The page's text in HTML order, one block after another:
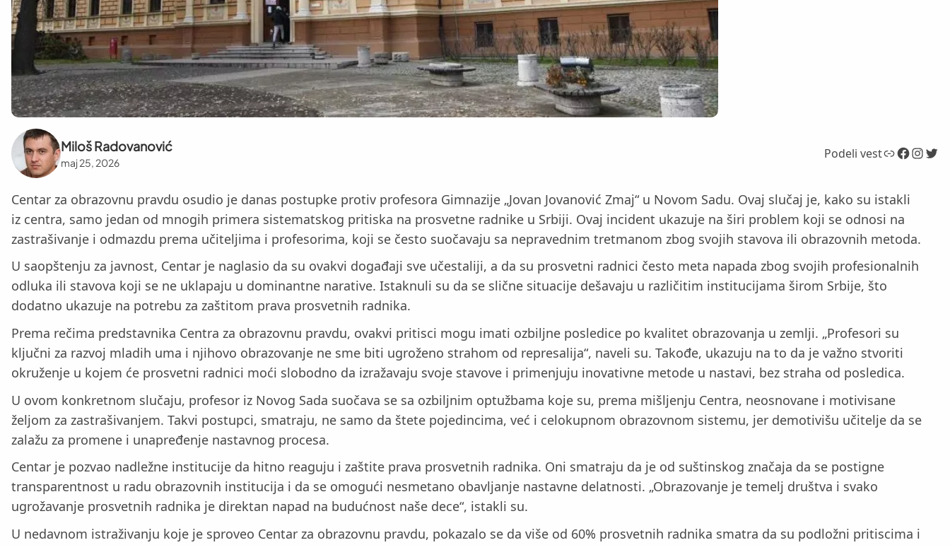
Miloš Radovanović
maj 25, 2026
Podeli vestLink Facebook InstagramTwitter
Centar za obrazovnu pravdu osudio je danas postupke protiv profesora Gimnazije „Jovan Jovanović Zmaj“ u Novom Sadu. Ovaj slučaj je, kako su istakli
iz centra, samo jedan od mnogih primera sistematskog pritiska na prosvetne radnike u Srbiji. Ovaj incident ukazuje na širi problem koji se odnosi na
zastrašivanje i odmazdu prema učiteljima i profesorima, koji se često suočavaju sa nepravednim tretmanom zbog svojih stavova ili obrazovnih metoda.
U saopštenju za javnost, Centar je naglasio da su ovakvi događaji sve učestaliji, a da su prosvetni radnici često meta napada zbog svojih profesionalnih
odluka ili stavova koji se ne uklapaju u dominantne narative. Istaknuli su da se slične situacije dešavaju u različitim institucijama širom Srbije, što
dodatno ukazuje na potrebu za zaštitom prava prosvetnih radnika.
Prema rečima predstavnika Centra za obrazovnu pravdu, ovakvi pritisci mogu imati ozbiljne posledice po kvalitet obrazovanja u zemlji. „Profesori su
ključni za razvoj mladih uma i njihovo obrazovanje ne sme biti ugroženo strahom od represalija“, naveli su. Takođe, ukazuju na to da je važno stvoriti
okruženje u kojem će prosvetni radnici moći slobodno da izražavaju svoje stavove i primenjuju inovativne metode u nastavi, bez straha od posledica.
U ovom konkretnom slučaju, profesor iz Novog Sada suočava se sa ozbiljnim optužbama koje su, prema mišljenju Centra, neosnovane i motivisane
željom za zastrašivanjem. Takvi postupci, smatraju, ne samo da štete pojedincima, već i celokupnom obrazovnom sistemu, jer demotivišu učitelje da se
zalažu za promene i unapređenje nastavnog procesa.
Centar je pozvao nadležne institucije da hitno reaguju i zaštite prava prosvetnih radnika. Oni smatraju da je od suštinskog značaja da se postigne
transparentnost u radu obrazovnih institucija i da se omogući nesmetano obavljanje nastavne delatnosti. „Obrazovanje je temelj društva i svako
ugrožavanje prosvetnih radnika je direktan napad na budućnost naše dece“, istakli su.
U nedavnom istraživanju koje je sproveo Centar za obrazovnu pravdu, pokazalo se da više od 60% prosvetnih radnika smatra da su podložni pritiscima i